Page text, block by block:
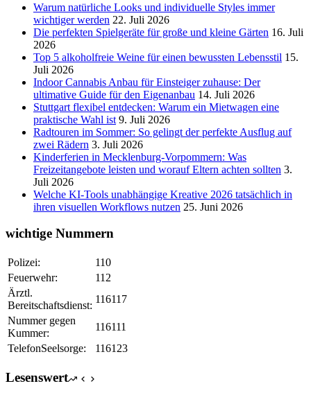
Warum natürliche Looks und individuelle Styles immer
wichtiger werden 22. Juli 2026
Die perfekten Spielgeräte für große und kleine Gärten 16. Juli
2026
Top 5 alkoholfreie Weine für einen bewussten Lebensstil 15.
Juli 2026
Indoor Cannabis Anbau für Einsteiger zuhause: Der
ultimative Guide für den Eigenanbau 14. Juli 2026
Stuttgart flexibel entdecken: Warum ein Mietwagen eine
praktische Wahl ist 9. Juli 2026
Radtouren im Sommer: So gelingt der perfekte Ausflug auf
zwei Rädern 3. Juli 2026
Kinderferien in Mecklenburg-Vorpommern: Was
Freizeitangebote leisten und worauf Eltern achten sollten 3.
Juli 2026
Welche KI-Tools unabhängige Kreative 2026 tatsächlich in
ihren visuellen Workflows nutzen 25. Juni 2026
wichtige Nummern
Polizei:
110
Feuerwehr:
112
Ärztl.
Bereitschaftsdienst:
116117
Nummer gegen
Kummer:
116111
TelefonSeelsorge:
116123
Lesenswert